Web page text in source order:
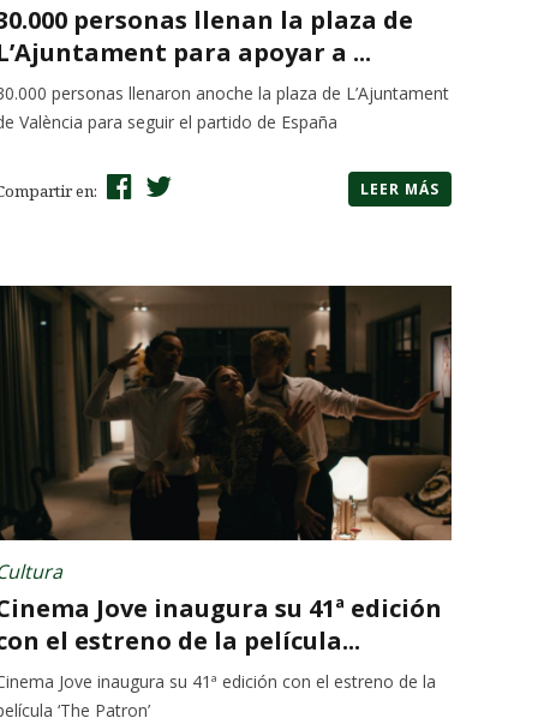
personas llenan la plaza de
para apoyar a ...
personas llenaron anoche la plaza de L’Ajuntament
València para seguir el partido de España
en: LEER MÁS
Jove inaugura su 41ª edición
el estreno de la película...
Jove inaugura su 41ª edición con el estreno de la
‘The Patron’